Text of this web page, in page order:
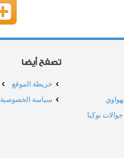
جوالات نوكيا
تصفح أيضا
خريطة الموقع
سياسة الخصوصية